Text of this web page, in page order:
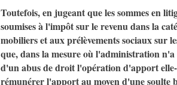
Toutefois, en jugeant que les sommes en
soumises à l'impôt sur le revenu dans la
mobiliers et aux prélèvements sociaux sur
que, dans la mesure où l'administration
d'un abus de droit l'opération d'apport
rémunérer l'apport au moyen d'une soulte